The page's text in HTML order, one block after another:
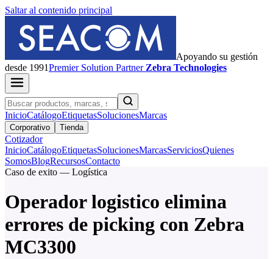
Saltar al contenido principal
Apoyando su gestión
desde 1991PremierSolution Partner Zebra Technologies
InicioCatálogoEtiquetasSolucionesMarcas
Corporativo Tienda
Cotizador
InicioCatálogoEtiquetasSolucionesMarcasServiciosQuienes
SomosBlogRecursosContacto
Caso de exito — Logística
Operador logistico elimina
errores de picking con Zebra
MC3300